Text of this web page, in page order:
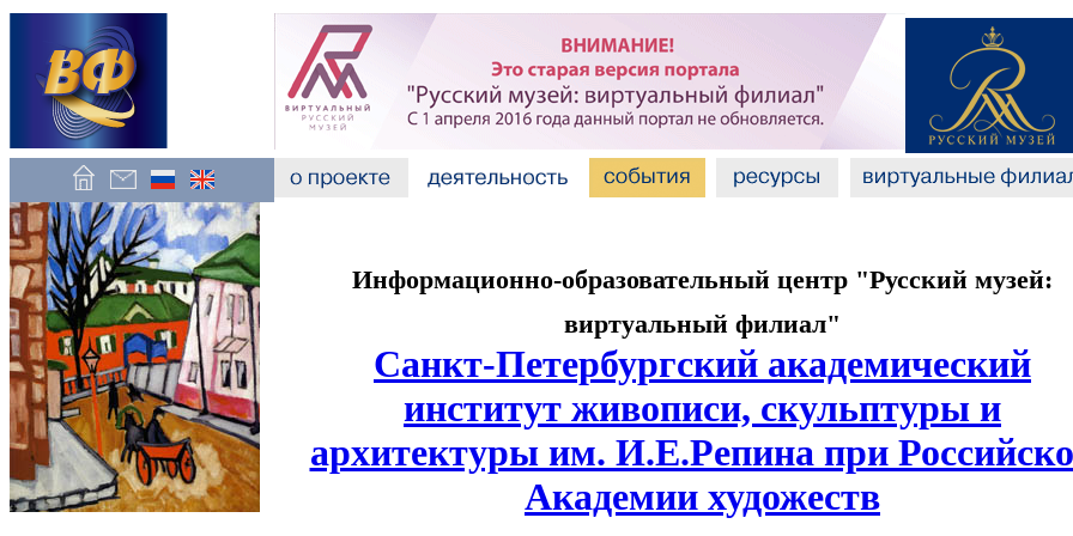
Информационно-образовательный центр "Русский музей:
виртуальный филиал"
Санкт-Петербургский академический
институт живописи, скульптуры и
архитектуры им. И.Е.Репина при
Академии художеств